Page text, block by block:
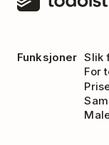
Funksjoner Slik
For